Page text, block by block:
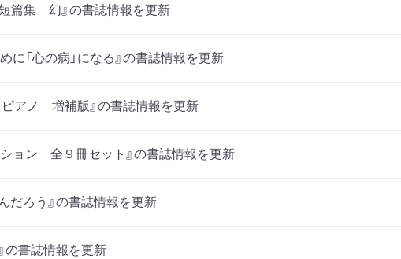
篇集 幻』の書誌情報を更新
に「心の病」になる』の書誌情報を更新
ピアノ 増補版』の書誌情報を更新
ション 全９冊セット』の書誌情報を更新
だろう』の書誌情報を更新
の書誌情報を更新